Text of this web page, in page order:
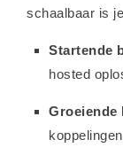
schaalbaar is
Startende
hosted
Groeiende